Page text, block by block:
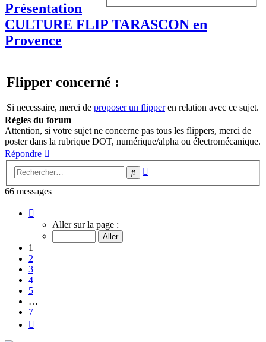
Présentation
CULTURE FLIP TARASCON en
Provence
Flipper concerné :
Si necessaire, merci de proposer un flipperen relation avec ce sujet.
Règles du forum
Attention, si votre sujet ne concerne pas tous les flippers, merci de
poster dans la rubrique DOT, numérique/alpha ou électromécanique.
Répondre
Rechercher
66 messages
sur
Aller sur la page :
1
2
3
4
5
…
7